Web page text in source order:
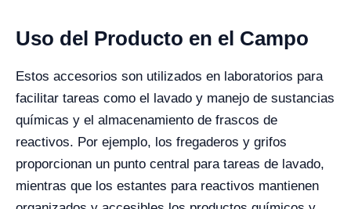
Uso del Producto en el Campo
Estos accesorios son utilizados en laboratorios para
facilitar tareas como el lavado y manejo de sustancias
químicas y el almacenamiento de frascos de
reactivos. Por ejemplo, los fregaderos y grifos
proporcionan un punto central para tareas de lavado,
mientras que los estantes para reactivos mantienen